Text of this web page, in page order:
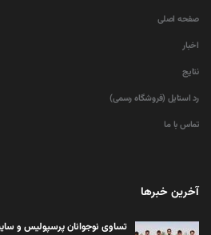
صفحه اصلی
اخبار
نتایج
رد استایل (فروشگاه رسمی)
تماس با ما
آخرین خبرها
تساوی نوجوانان پرسپولیس و